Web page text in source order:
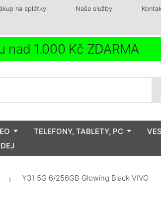
na splátky Naše služby
nad 1.000 Kč ZDARMA
TELEFONY, TABLETY, PC
Y31 5G 6/256GB Glowing Black VIVO